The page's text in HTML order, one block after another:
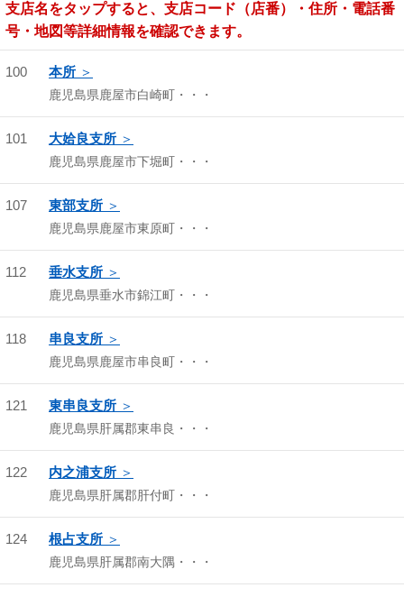
支店名をタップすると、支店コード（店番）・住所・電話番
号・地図等詳細情報を確認できます。
100 本所
鹿児島県鹿屋市白崎町・・・
101 大姶良支所
鹿児島県鹿屋市下堀町・・・
107 東部支所
鹿児島県鹿屋市東原町・・・
112 垂水支所
鹿児島県垂水市錦江町・・・
118 串良支所
鹿児島県鹿屋市串良町・・・
121 東串良支所
鹿児島県肝属郡東串良・・・
122 内之浦支所
鹿児島県肝属郡肝付町・・・
124 根占支所
鹿児島県肝属郡南大隅・・・